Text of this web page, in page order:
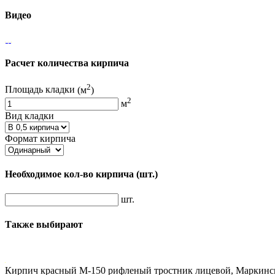
Видео
Расчет количества кирпича
Площадь кладки (м2)
м2
Вид кладки
Формат кирпича
Необходимое кол-во кирпича (шт.)
шт.
Также выбирают
Кирпич красный М-150 рифленый тростник лицевой,